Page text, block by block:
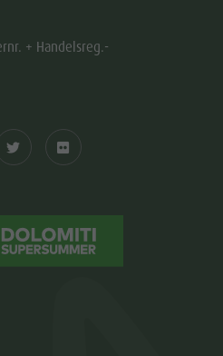
+ Handelsreg.-